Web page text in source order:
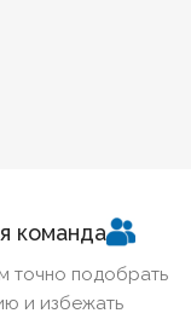
команда
точно подобрать
и избежать